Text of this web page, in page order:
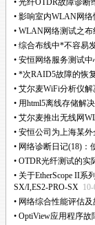
• 光纤OTDR故障诊断
• 影响室内WLAN网
• WLAN网络测试之布
• 综合布线中*不容易
• 安恒网络服务测试
• *次RAID5故障的恢
• 艾尔麦WiFi分析仪
• 用html5离线存储解
• 艾尔麦推出无线网
• 安恒公司为上海某
• 网络诊断日记(18)：
• OTDR光纤测试的实
• 关于EtherScope II系
SX/I,ES2-PRO-SX
• 网络综合性能评估
• OptiView应用程序故